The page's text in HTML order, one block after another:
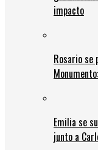
impacto
Rosario se
Emilia se
junto a